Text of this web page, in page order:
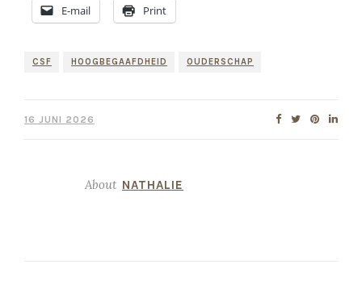
E-mail Print
CSF HOOGBEGAAFDHEID OUDERSCHAP
16 JUNI 2026
About NATHALIE